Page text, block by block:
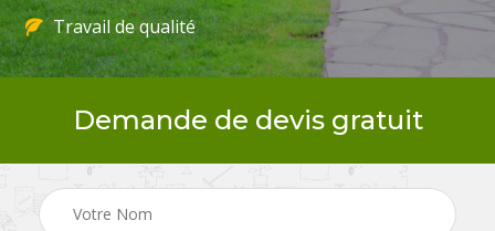
Travail de qualité
Demande de devis gratuit